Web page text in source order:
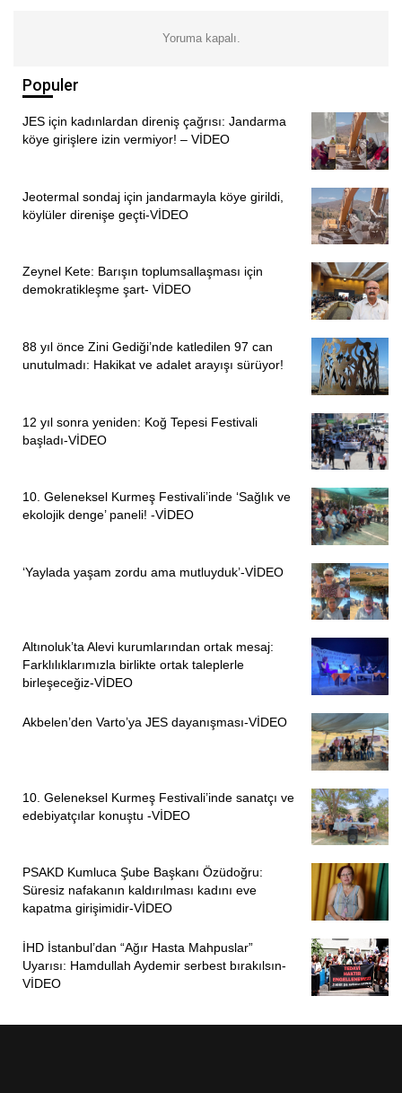
Yoruma kapalı.
Populer
JES için kadınlardan direniş çağrısı: Jandarma
köye girişlere izin vermiyor! – VİDEO
Jeotermal sondaj için jandarmayla köye girildi,
köylüler direnişe geçti-VİDEO
Zeynel Kete: Barışın toplumsallaşması için
demokratikleşme şart- VİDEO
88 yıl önce Zini Gediği’nde katledilen 97 can
unutulmadı: Hakikat ve adalet arayışı sürüyor!
12 yıl sonra yeniden: Koğ Tepesi Festivali
başladı-VİDEO
10. Geleneksel Kurmeş Festivali’inde ‘Sağlık ve
ekolojik denge’ paneli! -VİDEO
‘Yaylada yaşam zordu ama mutluyduk’-VİDEO
Altınoluk’ta Alevi kurumlarından ortak mesaj:
Farklılıklarımızla birlikte ortak taleplerle
birleşeceğiz-VİDEO
Akbelen’den Varto’ya JES dayanışması-VİDEO
10. Geleneksel Kurmeş Festivali’inde sanatçı ve
edebiyatçılar konuştu -VİDEO
PSAKD Kumluca Şube Başkanı Özüdoğru:
Süresiz nafakanın kaldırılması kadını eve
kapatma girişimidir-VİDEO
İHD İstanbul’dan “Ağır Hasta Mahpuslar”
Uyarısı: Hamdullah Aydemir serbest bırakılsın-
VİDEO